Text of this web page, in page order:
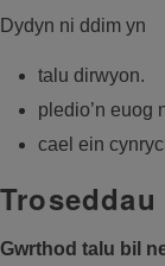
Dydyn ni ddim yn
talu dirwyon.
pledio’n euog
cael ein
Gwrthod talu bil